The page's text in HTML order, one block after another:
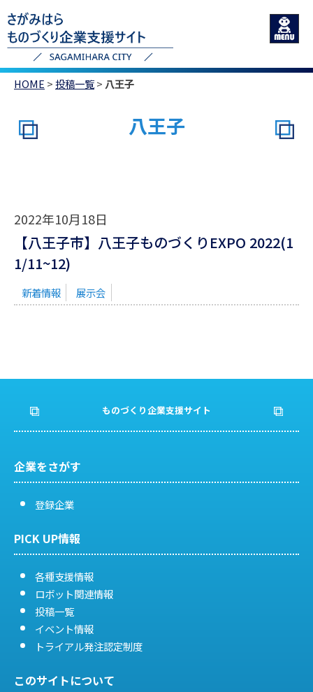
HOME >投稿一覧> 八王子
八王子
2022年10月18日
【八王子市】八王子ものづくりEXPO 2022(1
1/11~12)
新着情報 展示会
ものづくり企業支援サイト
企業をさがす
登録企業
PICK UP情報
各種支援情報
ロボット関連情報
投稿一覧
イベント情報
トライアル発注認定制度
このサイトについて